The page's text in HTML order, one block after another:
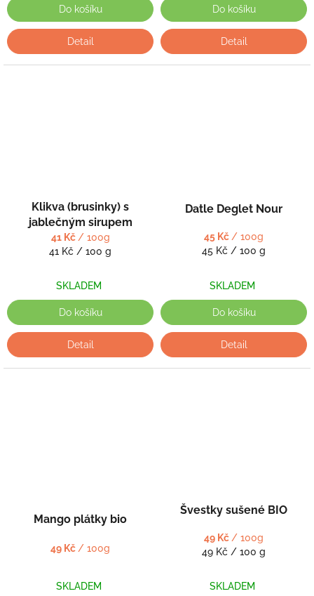
Do košíku
Detail
Do košíku
Detail
Klikva (brusinky) s
jablečným sirupem
41 Kč / 100g
Měrná
41 Kč / 100 g
SKLADEM
Do košíku
Detail
Datle Deglet Nour
45 Kč / 100g
Měrná
45 Kč / 100 g
SKLADEM
Do košíku
Detail
Mango plátky bio
49 Kč/ 100g
SKLADEM
Švestky sušené BIO
49 Kč/ 100g
Měrná
49 Kč / 100 g
SKLADEM